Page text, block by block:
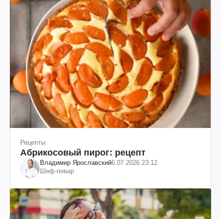
Рецепты
Абрикосовый пирог: рецепт
Владимир Ярославский6.07.2026 23:12
Шеф-повар